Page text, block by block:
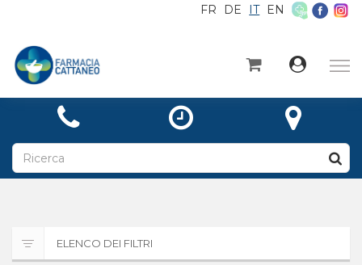
FR DE IT EN
Home
Categorie
Notizie
A proposito di
RicettaELENCO DEI FILTRI